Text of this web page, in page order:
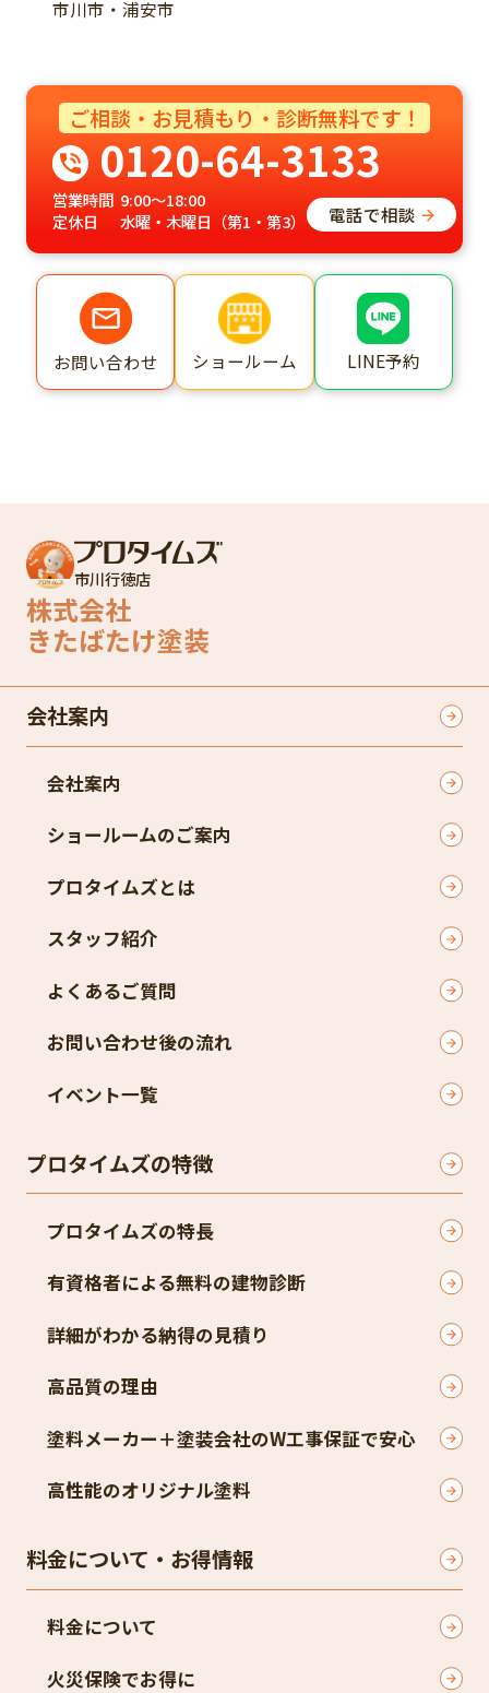
市川市・浦安市
ご相談・お見積もり・診断無料です！
0120-64-3133
営業時間 9:00～18:00
定休日
水曜・木曜日（第1・第3） 電話で相談
お問い合わせ ショールーム LINE予約
市川行徳店
株式会社
きたばたけ塗装
会社案内
会社案内
ショールームのご案内
プロタイムズとは
スタッフ紹介
よくあるご質問
お問い合わせ後の流れ
イベント一覧
プロタイムズの特徴
プロタイムズの特長
有資格者による無料の建物診断
詳細がわかる納得の見積り
高品質の理由
塗料メーカー＋塗装会社のW工事保証で安心
高性能のオリジナル塗料
料金について・お得情報
料金について
火災保険でお得に